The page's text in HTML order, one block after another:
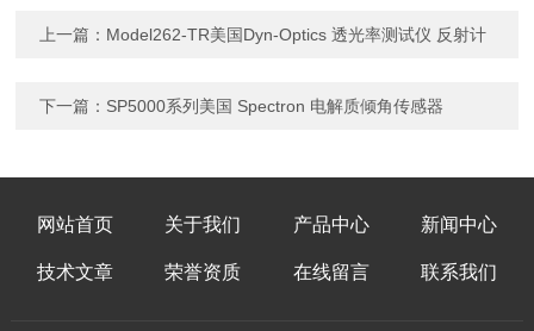
上一篇： Model262-TR美国Dyn-Optics 透光率测试仪 反射计
下一篇： SP5000系列美国 Spectron 电解质倾角传感器
网站首页 关于我们 产品中心 新闻中心
技术文章 荣誉资质 在线留言 联系我们